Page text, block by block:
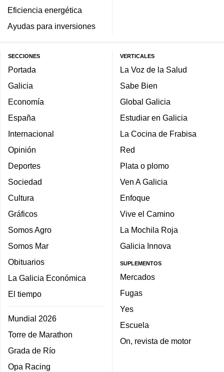
Eficiencia energética
Ayudas para inversiones
SECCIONES
Portada
Galicia
Economía
España
Internacional
Opinión
Deportes
Sociedad
Cultura
Gráficos
Somos Agro
Somos Mar
Obituarios
La Galicia Económica
El tiempo
Mundial 2026
Torre de Marathon
Grada de Río
Opa Racing
VERTICALES
La Voz de la Salud
Sabe Bien
Global Galicia
Estudiar en Galicia
La Cocina de Frabisa
Red
Plata o plomo
Ven A Galicia
Enfoque
Vive el Camino
La Mochila Roja
Galicia Innova
SUPLEMENTOS
Mercados
Fugas
Yes
Escuela
On, revista de motor